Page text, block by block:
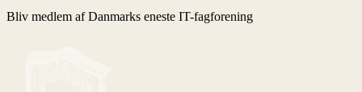
Bliv medlem af Danmarks eneste IT-fagforening